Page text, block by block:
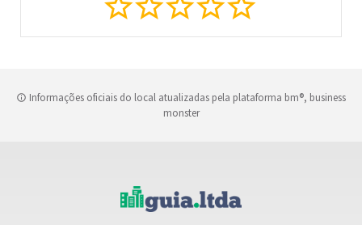
Informações oficiais do local atualizadas pela plataforma bm®, business
monster